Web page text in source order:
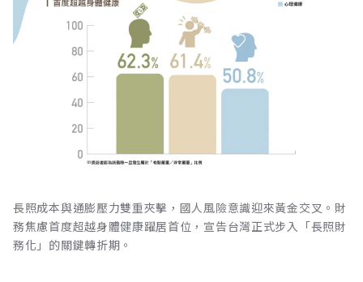
長照成本與通膨壓力雙重夾擊，國人風險意識迎來黃金交叉。財
務焦慮首度超越身體健康躍居首位，宣告台灣正式步入「長照財
務化」的關鍵轉折期。